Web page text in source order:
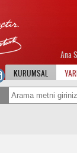
Ana
KURUMSAL